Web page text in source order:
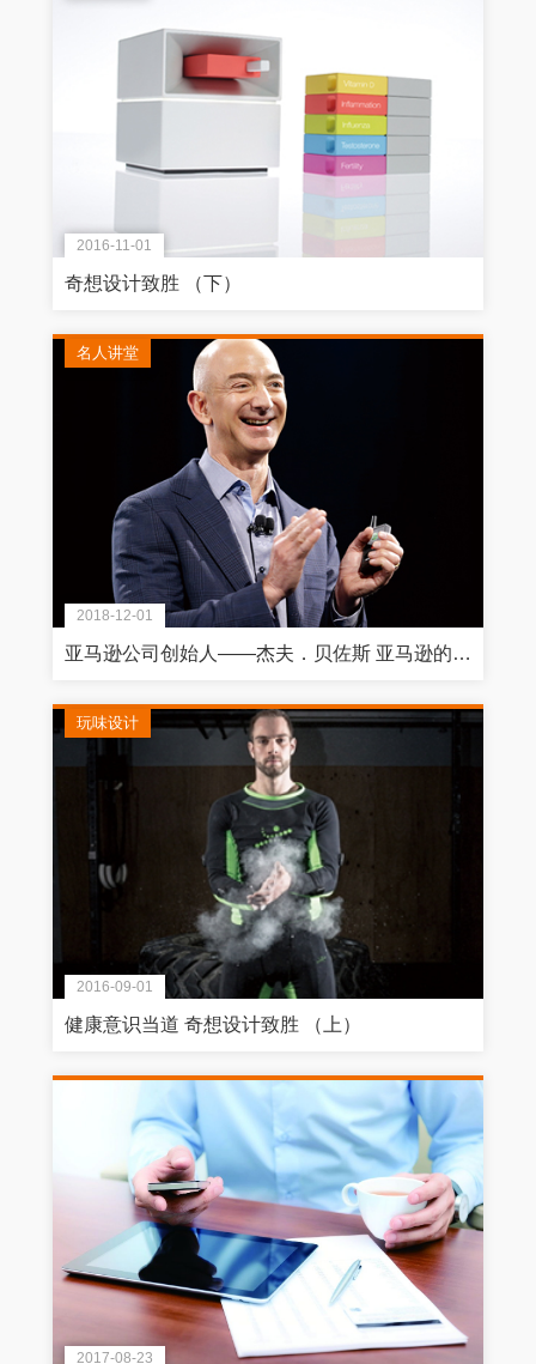
2016-11-01
奇想设计致胜 （下）
2018-12-01
名人讲堂
亚马逊公司创始人——杰夫．贝佐斯 亚马逊的下一步：征服全球的策略蓝图
2016-09-01
玩味设计
健康意识当道 奇想设计致胜 （上）
2017-08-23